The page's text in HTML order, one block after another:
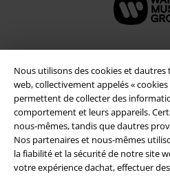
Nous utilisons des cookies et
web, collectivement appelés «
permettent de collecter des
comportement et leurs appareils.
nous-mêmes, tandis que dautres
Nos partenaires et nous-mêmes
la fiabilité et la sécurité de notre site
votre expérience dachat, effectuer